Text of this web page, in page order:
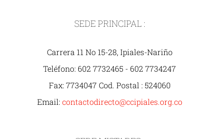
SEDE PRINCIPAL :
Carrera 11 No 15-28, Ipiales-Nariño
Teléfono: 602 7732465 - 602 7734247
Fax: 7734047 Cod. Postal : 524060
Email: contactodirecto@ccipiales.org.co